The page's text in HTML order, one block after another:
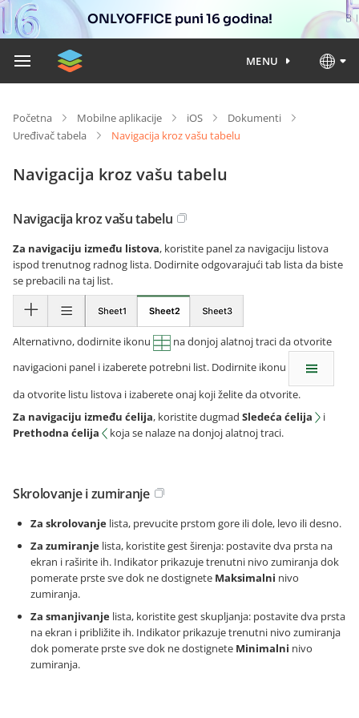
ONLYOFFICE puni 16 godina!
MENU
Početna Mobilne aplikacije iOS
Dokumenti
Uređivač tabela
Navigacija kroz vašu tabelu
Navigacija kroz vašu tabelu
Navigacija kroz vašu tabelu
Za navigaciju između listova, koristite panel za navigaciju listova
ispod trenutnog radnog lista. Dodirnite odgovarajući tab lista da biste
se prebacili na taj list.
Alternativno, dodirnite ikonu
na donjoj alatnoj traci da otvorite
navigacioni panel i izaberete potrebni list. Dodirnite ikonu
da otvorite listu listova i izaberete onaj koji želite da otvorite.
Za navigaciju između ćelija, koristite dugmad Sledeća ćelija
i
Prethodna ćelija
koja se nalaze na donjoj alatnoj traci.
Skrolovanje i zumiranje
Za skrolovanje lista, prevucite prstom gore ili dole, levo ili desno.
Za zumiranje lista, koristite gest širenja: postavite dva prsta na
ekran i raširite ih. Indikator prikazuje trenutni nivo zumiranja dok
pomerate prste sve dok ne dostignete Maksimalni nivo
zumiranja.
Za smanjivanje lista, koristite gest skupljanja: postavite dva prsta
na ekran i približite ih. Indikator prikazuje trenutni nivo zumiranja
dok pomerate prste sve dok ne dostignete Minimalni nivo
zumiranja.